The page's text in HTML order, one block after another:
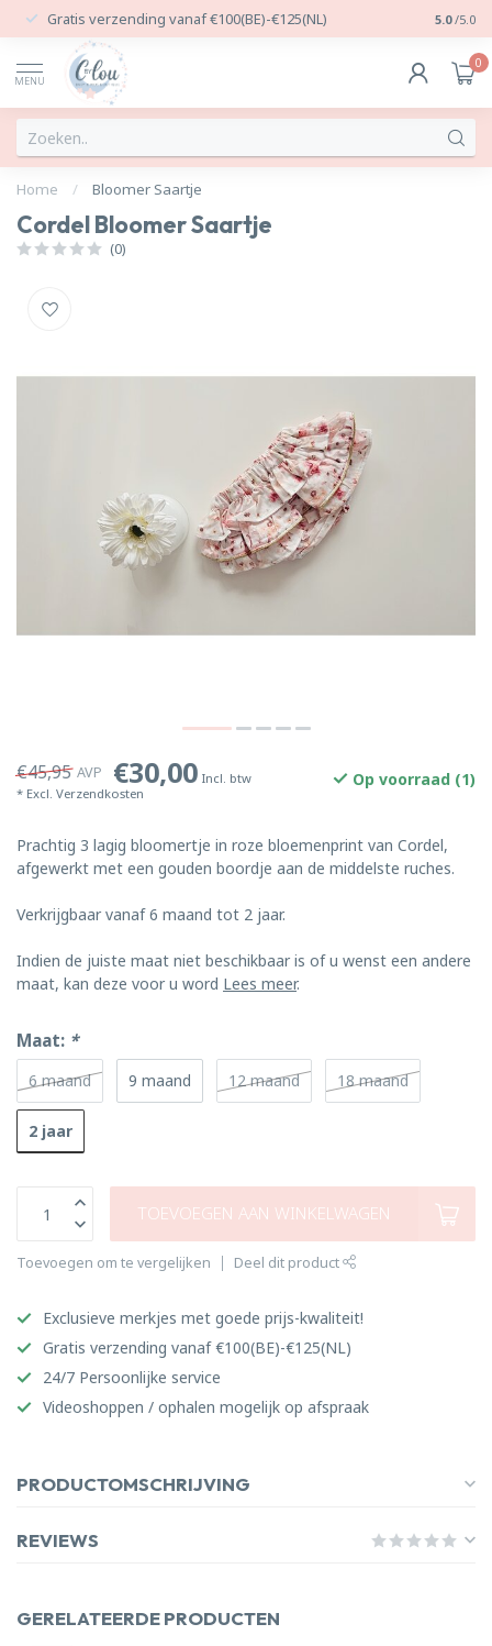
Gratis verzending vanaf €100(BE)-€125(NL) 24/7
5.0 /5.0
MENU
0
Home / Bloomer Saartje
Cordel Bloomer Saartje
(0)
€45,95 AVP €30,00 Incl. btw
* Excl. Verzendkosten
Op voorraad (1)
Prachtig 3 lagig bloomertje in roze bloemenprint van Cordel,
afgewerkt met een gouden boordje aan de middelste ruches.
Verkrijgbaar vanaf 6 maand tot 2 jaar.
Indien de juiste maat niet beschikbaar is of u wenst een andere
maat, kan deze voor u word Lees meer.
Maat: *
6 maand 9 maand 12 maand 18 maand
2 jaar
TOEVOEGEN AAN WINKELWAGEN
Toevoegen om te vergelijken Deel dit product
Exclusieve merkjes met goede prijs-kwaliteit!
Gratis verzending vanaf €100(BE)-€125(NL)
24/7 Persoonlijke service
Videoshoppen / ophalen mogelijk op afspraak
PRODUCTOMSCHRIJVING
REVIEWS
GERELATEERDE PRODUCTEN